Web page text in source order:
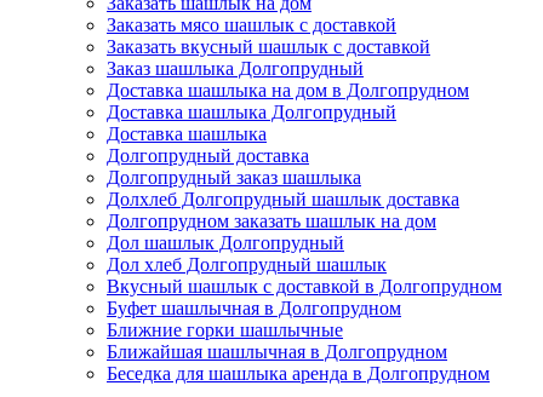
Заказать мясо шашлык с доставкой
Заказать вкусный шашлык с доставкой
Заказ шашлыка Долгопрудный
Доставка шашлыка на дом в Долгопрудном
Доставка шашлыка Долгопрудный
Доставка шашлыка
Долгопрудный доставка
Долгопрудный заказ шашлыка
Долхлеб Долгопрудный шашлык доставка
Долгопрудном заказать шашлык на дом
Дол шашлык Долгопрудный
Дол хлеб Долгопрудный шашлык
Вкусный шашлык с доставкой в Долгопрудном
Буфет шашлычная в Долгопрудном
Ближние горки шашлычные
Ближайшая шашлычная в Долгопрудном
Беседка для шашлыка аренда в Долгопрудном